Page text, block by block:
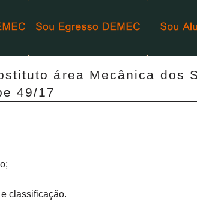
área Mecânica dos
49/17
classificação.